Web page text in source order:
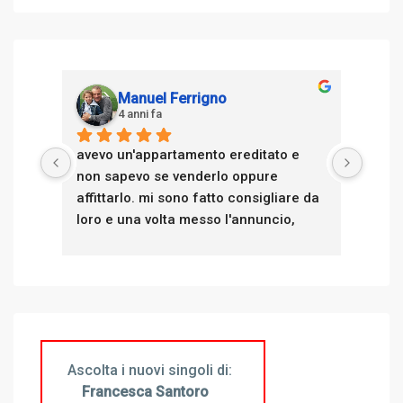
Manuel Ferrigno
4 anni fa
avevo un'appartamento ereditato e
non sapevo se venderlo oppure
affittarlo. mi sono fatto consigliare da
loro e una volta messo l'annuncio,
seguono e ti consigliano in tutto il
percorso.
Ascolta i nuovi singoli di:
Francesca Santoro